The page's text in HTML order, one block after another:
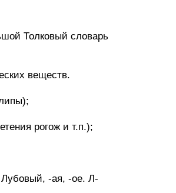
Толковый словарь
веществ.
рогож и т.п.);
Лубовый, -ая, -ое. Л-